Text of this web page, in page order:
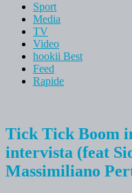
Sport
Media
TV
Video
hookii Best
Feed
Rapide
Tick Tick Boom
intervista (feat
Massimiliano